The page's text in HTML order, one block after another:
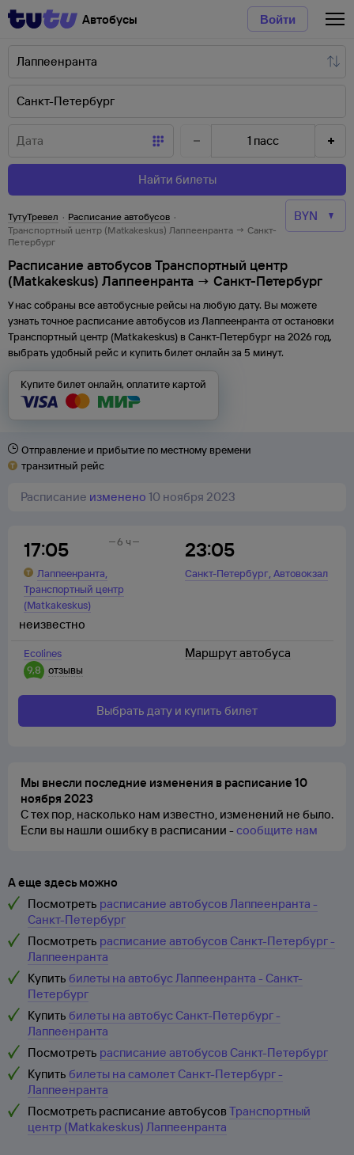
Автобусы Войти
1 пасс
Найти билеты
ТутуТревел · Расписание автобусов ·
Транспортный центр (Matkakeskus) Лаппеенранта → Санкт-
Петербург
Расписание автобусов Транспортный центр
(Matkakeskus) Лаппеенранта → Санкт-Петербург
У нас собраны все автобусные рейсы на любую дату. Вы можете
узнать точное расписание автобусов из Лаппеенранта отостановки
Транспортный центр (Matkakeskus) в Санкт-Петербург на 2026 год,
выбрать удобный рейс и купить билет онлайн за 5 минут.
Купите билет онлайн, оплатите картой
Отправление и прибытие по местному времени
транзитный рейс
Расписание изменено 10 ноября 2023
17:05
Лаппеенранта,
Транспортный центр
(Matkakeskus)
23:05
Санкт-Петербург,Автовокзал
6 ч
Ecolines
9,8
отзывы
неизвестно
Маршрут автобуса
Выбрать дату и купить билет
Мы внесли последние изменения в расписание 10
ноября 2023
С тех пор, насколько нам известно, изменений не было.
Если вы нашли ошибку в расписании -сообщите нам
А еще здесь можно
Посмотреть расписание автобусов Лаппеенранта -
Санкт-Петербург
Посмотреть расписание автобусов Санкт-Петербург -
Лаппеенранта
Купить билеты на автобус Лаппеенранта - Санкт-
Петербург
Купить билеты на автобус Санкт-Петербург -
Лаппеенранта
Посмотреть расписание автобусов Санкт-Петербург
Купить билеты на самолет Санкт-Петербург -
Лаппеенранта
Посмотреть расписание автобусовТранспортный
центр (Matkakeskus) Лаппеенранта